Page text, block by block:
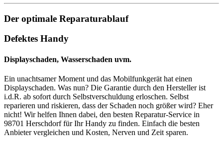
Der optimale Reparaturablauf
Defektes Handy
Displayschaden, Wasserschaden uvm.
Ein unachtsamer Moment und das Mobilfunkgerät hat einen
Displayschaden. Was nun? Die Garantie durch den Hersteller ist
i.d.R. ab sofort durch Selbstverschuldung erloschen. Selbst
reparieren und riskieren, dass der Schaden noch größer wird? Eher
nicht! Wir helfen Ihnen dabei, den besten Reparatur-Service in
98701 Herschdorf für Ihr Handy zu finden. Einfach die besten
Anbieter vergleichen und Kosten, Nerven und Zeit sparen.